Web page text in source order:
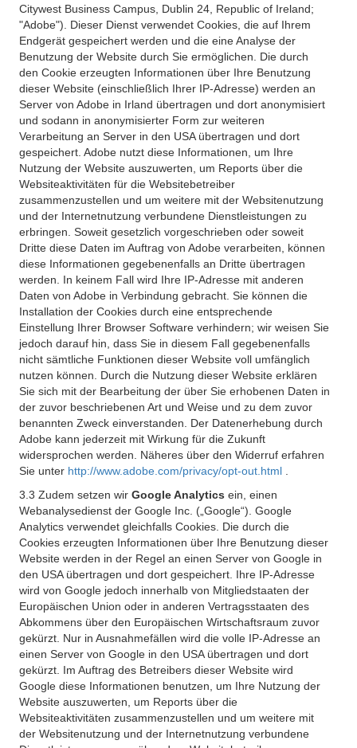
Citywest Business Campus, Dublin 24, Republic of Ireland;
"Adobe"). Dieser Dienst verwendet Cookies, die auf Ihrem
Endgerät gespeichert werden und die eine Analyse der
Benutzung der Website durch Sie ermöglichen. Die durch
den Cookie erzeugten Informationen über Ihre Benutzung
dieser Website (einschließlich Ihrer IP-Adresse) werden an
Server von Adobe in Irland übertragen und dort anonymisiert
und sodann in anonymisierter Form zur weiteren
Verarbeitung an Server in den USA übertragen und dort
gespeichert. Adobe nutzt diese Informationen, um Ihre
Nutzung der Website auszuwerten, um Reports über die
Websiteaktivitäten für die Websitebetreiber
zusammenzustellen und um weitere mit der Websitenutzung
und der Internetnutzung verbundene Dienstleistungen zu
erbringen. Soweit gesetzlich vorgeschrieben oder soweit
Dritte diese Daten im Auftrag von Adobe verarbeiten, können
diese Informationen gegebenenfalls an Dritte übertragen
werden. In keinem Fall wird Ihre IP-Adresse mit anderen
Daten von Adobe in Verbindung gebracht. Sie können die
Installation der Cookies durch eine entsprechende
Einstellung Ihrer Browser Software verhindern; wir weisen Sie
jedoch darauf hin, dass Sie in diesem Fall gegebenenfalls
nicht sämtliche Funktionen dieser Website voll umfänglich
nutzen können. Durch die Nutzung dieser Website erklären
Sie sich mit der Bearbeitung der über Sie erhobenen Daten in
der zuvor beschriebenen Art und Weise und zu dem zuvor
benannten Zweck einverstanden. Der Datenerhebung durch
Adobe kann jederzeit mit Wirkung für die Zukunft
widersprochen werden. Näheres über den Widerruf erfahren
Sie unter http://www.adobe.com/privacy/opt-out.html
3.3 Zudem setzen wir Google Analytics ein, einen
Webanalysedienst der Google Inc. („Google“). Google
Analytics verwendet gleichfalls Cookies. Die durch die
Cookies erzeugten Informationen über Ihre Benutzung dieser
Website werden in der Regel an einen Server von Google in
den USA übertragen und dort gespeichert. Ihre IP-Adresse
wird von Google jedoch innerhalb von Mitgliedstaaten der
Europäischen Union oder in anderen Vertragsstaaten des
Abkommens über den Europäischen Wirtschaftsraum zuvor
gekürzt. Nur in Ausnahmefällen wird die volle IP-Adresse an
einen Server von Google in den USA übertragen und dort
gekürzt. Im Auftrag des Betreibers dieser Website wird
Google diese Informationen benutzen, um Ihre Nutzung der
Website auszuwerten, um Reports über die
Websiteaktivitäten zusammenzustellen und um weitere mit
der Websitenutzung und der Internetnutzung verbundene